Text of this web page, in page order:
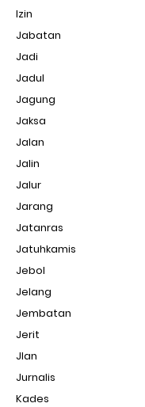
Izin
Jabatan
Jadi
Jadul
Jagung
Jaksa
Jalan
Jalin
Jalur
Jarang
Jatanras
Jatuhkamis
Jebol
Jelang
Jembatan
Jerit
Jlan
Jurnalis
Kades